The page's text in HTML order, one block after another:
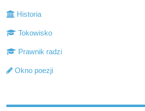
Historia
Tokowisko
Prawnik radzi
Okno poezji